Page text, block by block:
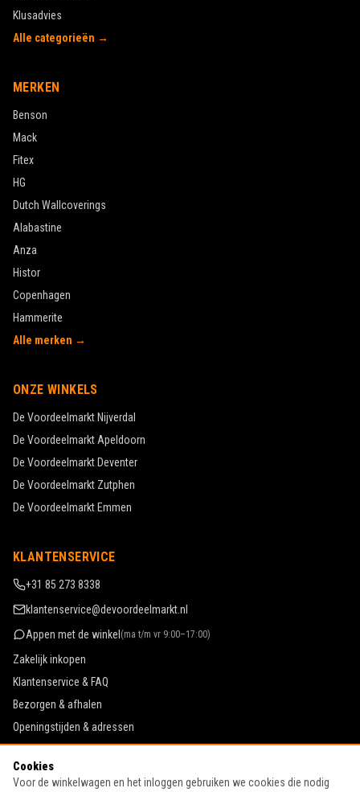
Klusadvies
Alle categorieën →
MERKEN
Benson
Mack
Fitex
HG
Dutch Wallcoverings
Alabastine
Anza
Histor
Copenhagen
Hammerite
Alle merken →
ONZE WINKELS
De Voordeelmarkt Nijverdal
De Voordeelmarkt Apeldoorn
De Voordeelmarkt Deventer
De Voordeelmarkt Zutphen
De Voordeelmarkt Emmen
KLANTENSERVICE
+31 85 273 8338
klantenservice@devoordeelmarkt.nl
Appen met de winkel (ma t/m vr 9:00–17:00)
Zakelijk inkopen
Klantenservice & FAQ
Bezorgen & afhalen
Openingstijden & adressen
Werken bij De Voordeelmarkt
Algemene voorwaarden
Cookies
Voor de winkelwagen en het inloggen gebruiken we cookies die nodig